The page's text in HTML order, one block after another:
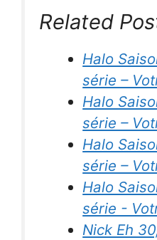
Related
Halo
série –
Halo
série –
Halo
série –
Halo
série -
Nick Eh